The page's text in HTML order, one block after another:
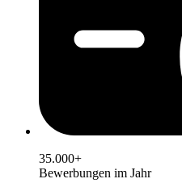
35.000+
Bewerbungen im Jahr